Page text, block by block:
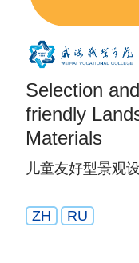
Selection
friendly
Materials
儿童友好型景观
ZH RU